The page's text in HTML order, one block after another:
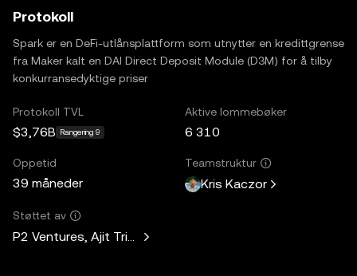
Protokoll
Spark er en DeFi-utlånsplattform som utnytter en kredittgrense
fra Maker kalt en DAI Direct Deposit Module (D3M) for å tilby
konkurransedyktige priser
Protokoll TVL
$3,76B Rangering 9
Aktive lommebøker
6 310
Oppetid
39 måneder
Teamstruktur
Kris Kaczor
Støttet av
P2 Ventures, Ajit Tripathi, Unicorn Ventures, Curiosity